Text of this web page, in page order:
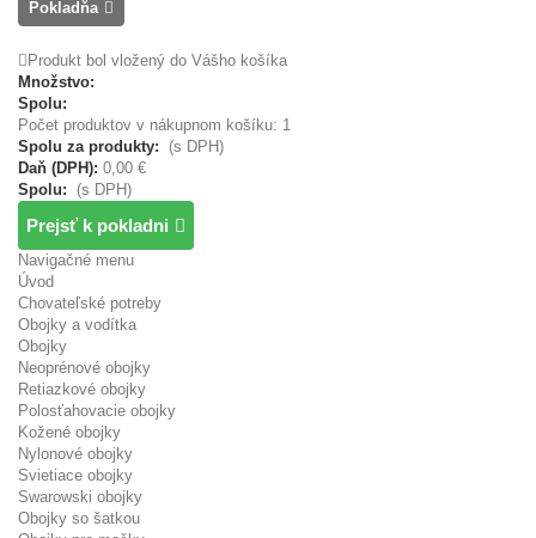
Pokladňa
Produkt bol vložený do Vášho košíka
Množstvo:
Spolu:
Počet produktov v nákupnom košíku: 1
Spolu za produkty:
(s DPH)
Daň (DPH): 0,00 €
Spolu:
(s DPH)
Prejsť k pokladni
Navigačné menu
Úvod
Chovateľské potreby
Obojky a vodítka
Obojky
Neoprénové obojky
Retiazkové obojky
Polosťahovacie obojky
Kožené obojky
Nylonové obojky
Svietiace obojky
Swarowski obojky
Obojky so šatkou